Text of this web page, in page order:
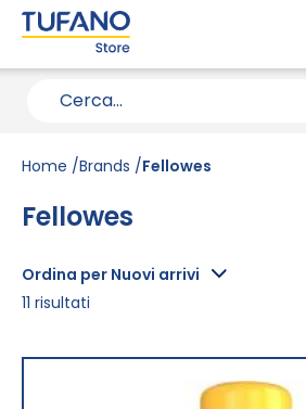
Home Brands Fellowes
Fellowes
Ordina per Nuovi arrivi
11 risultati